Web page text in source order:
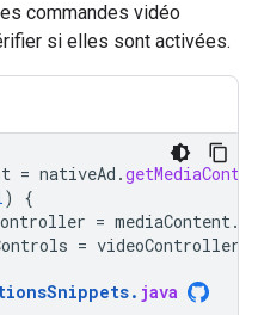
commandes vidéo
si elles sont activées.
= nativeAd .
)
{
= mediaContent.
= videoController
. java